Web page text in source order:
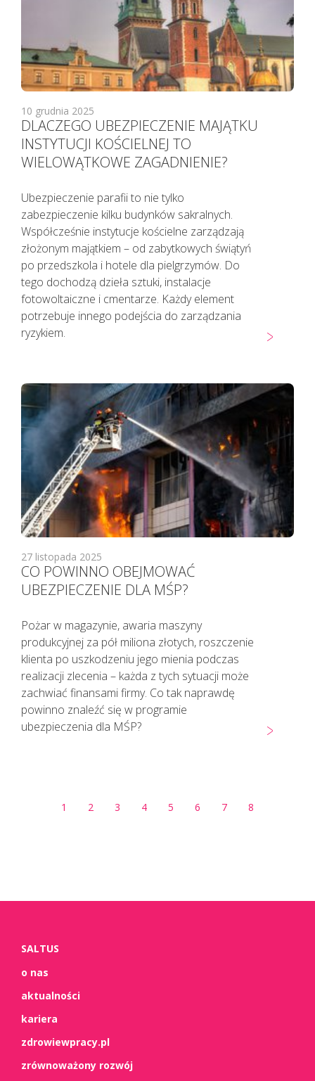
10 grudnia 2025
DLACZEGO UBEZPIECZENIE MAJĄTKU
INSTYTUCJI KOŚCIELNEJ TO
WIELOWĄTKOWE ZAGADNIENIE?
Ubezpieczenie parafii to nie tylko
zabezpieczenie kilku budynków sakralnych.
Współcześnie instytucje kościelne zarządzają
złożonym majątkiem – od zabytkowych świątyń
po przedszkola i hotele dla pielgrzymów. Do
tego dochodzą dzieła sztuki, instalacje
fotowoltaiczne i cmentarze. Każdy element
potrzebuje innego podejścia do zarządzania
ryzykiem.
27 listopada 2025
CO POWINNO OBEJMOWAĆ
UBEZPIECZENIE DLA MŚP?
Pożar w magazynie, awaria maszyny
produkcyjnej za pół miliona złotych, roszczenie
klienta po uszkodzeniu jego mienia podczas
realizacji zlecenia – każda z tych sytuacji może
zachwiać finansami firmy. Co tak naprawdę
powinno znaleźć się w programie
ubezpieczenia dla MŚP?
1 2 3 4 5 6 7 8
SALTUS
o nas
aktualności
kariera
zdrowiewpracy.pl
zrównoważony rozwój